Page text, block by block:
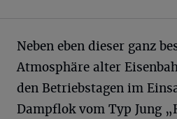
Neben eben dieser ganz
Atmosphäre alter
den Betriebstagen im
Dampflok vom Typ Jung